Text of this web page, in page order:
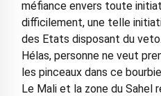
méfiance envers toute
difficilement, une telle
des Etats disposant du veto.
Hélas, personne ne veut
les pinceaux dans ce
Le Mali et la zone du Sahel